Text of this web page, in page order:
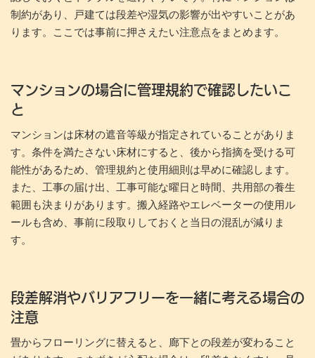
制約があり、戸建ては段差や湿気の影響が出やすいことがあ
ります。ここでは事前に押さえたい注意点をまとめます。
マンションの場合に管理規約で確認したいこ
と
マンションは床材の遮音等級が指定されていることがありま
す。条件を満たさない床材にすると、後から指摘を受ける可
能性があるため、管理規約と使用細則は早めに確認します。
また、工事の届け出、工事可能な曜日と時間、共用部の養生
範囲も決まりがあります。搬入経路やエレベーターの使用ル
ールも含め、事前に段取りしておくと当日の混乱が減りま
す。
段差解消やバリアフリーを一緒に考える場合の
注意
畳からフローリングに替えると、廊下との段差が変わること